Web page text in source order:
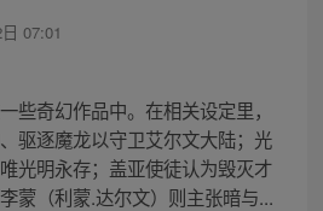
07:01
些奇幻作品中。在相关设定里，
驱逐魔龙以守卫艾尔文大陆；光
光明永存；盖亚使徒认为毁灭才
蒙（利蒙.达尔文）则主张暗与...